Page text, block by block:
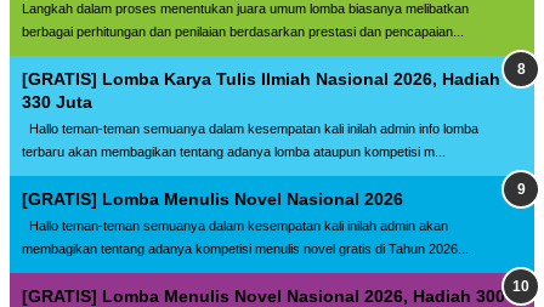
Langkah dalam proses menentukan juara umum lomba biasanya melibatkan
berbagai perhitungan dan penilaian berdasarkan prestasi dan pencapaian...
[GRATIS] Lomba Karya Tulis Ilmiah Nasional 2026, Hadiah
330 Juta
Hallo teman-teman semuanya dalam kesempatan kali inilah admin info lomba
terbaru akan membagikan tentang adanya lomba ataupun kompetisi m...
[GRATIS] Lomba Menulis Novel Nasional 2026
Hallo teman-teman semuanya dalam kesempatan kali inilah admin akan
membagikan tentang adanya kompetisi menulis novel gratis di Tahun 2026...
[GRATIS] Lomba Menulis Novel Nasional 2026, Hadiah 300